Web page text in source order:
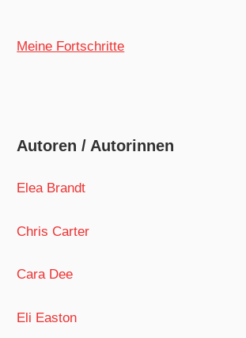
Meine Fortschritte
Autoren / Autorinnen
Elea Brandt
Chris Carter
Cara Dee
Eli Easton